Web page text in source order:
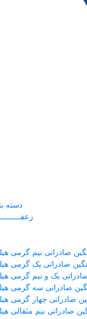
دسته
صادراتی نیم گرمی
صادراتی یک گرمی
یک و نیم گرمی
صادراتی سه گرمی
صادراتی چهار گرمی
صادراتی نیم مثقالی